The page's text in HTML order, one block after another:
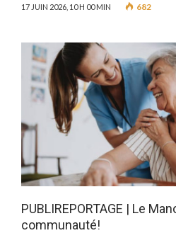
17 JUIN 2026, 10 H 00 MIN 682
PUBLIREPORTAGE | Le
communauté!